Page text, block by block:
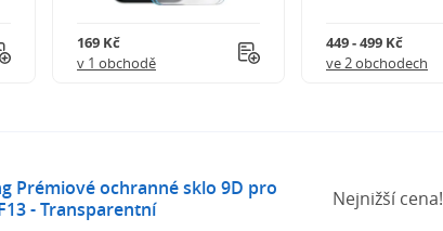
169 Kč
v 1 obchodě
449 - 499 Kč
ve 2 obchodech
Prémiové ochranné sklo 9D pro
- Transparentní
Nejnižší cena!